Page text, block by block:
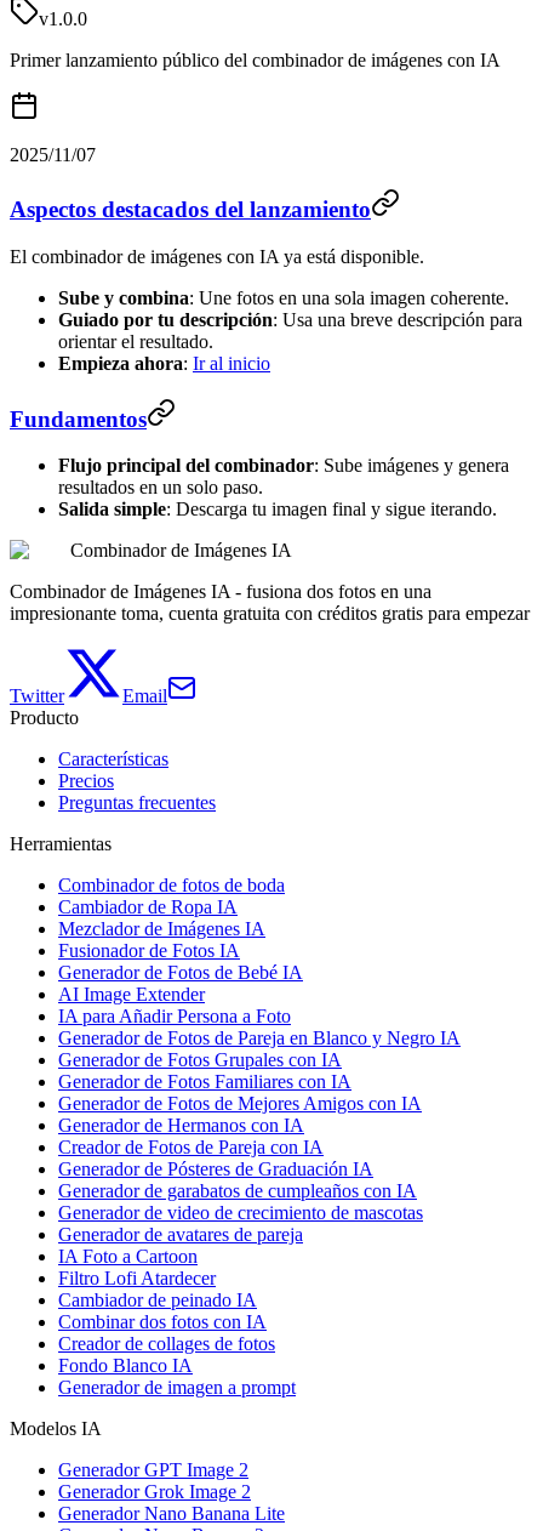
v1.0.0
Primer lanzamiento público del combinador de imágenes con IA
2025/11/07
Aspectos destacados del lanzamiento
El combinador de imágenes con IA ya está disponible.
Sube y combina: Une fotos en una sola imagen coherente.
Guiado por tu descripción: Usa una breve descripción para
orientar el resultado.
Empieza ahora: Ir al inicio
Fundamentos
Flujo principal del combinador: Sube imágenes y genera
resultados en un solo paso.
Salida simple: Descarga tu imagen final y sigue iterando.
Combinador de Imágenes IA
Combinador de Imágenes IA - fusiona dos fotos en una
impresionante toma, cuenta gratuita con créditos gratis para empezar
Twitter
Email
Producto
Características
Precios
Preguntas frecuentes
Herramientas
Combinador de fotos de boda
Cambiador de Ropa IA
Mezclador de Imágenes IA
Fusionador de Fotos IA
Generador de Fotos de Bebé IA
AI Image Extender
IA para Añadir Persona a Foto
Generador de Fotos de Pareja en Blanco y Negro IA
Generador de Fotos Grupales con IA
Generador de Fotos Familiares con IA
Generador de Fotos de Mejores Amigos con IA
Generador de Hermanos con IA
Creador de Fotos de Pareja con IA
Generador de Pósteres de Graduación IA
Generador de garabatos de cumpleaños con IA
Generador de video de crecimiento de mascotas
Generador de avatares de pareja
IA Foto a Cartoon
Filtro Lofi Atardecer
Cambiador de peinado IA
Combinar dos fotos con IA
Creador de collages de fotos
Fondo Blanco IA
Generador de imagen a prompt
Modelos IA
Generador GPT Image 2
Generador Grok Image 2
Generador Nano Banana Lite